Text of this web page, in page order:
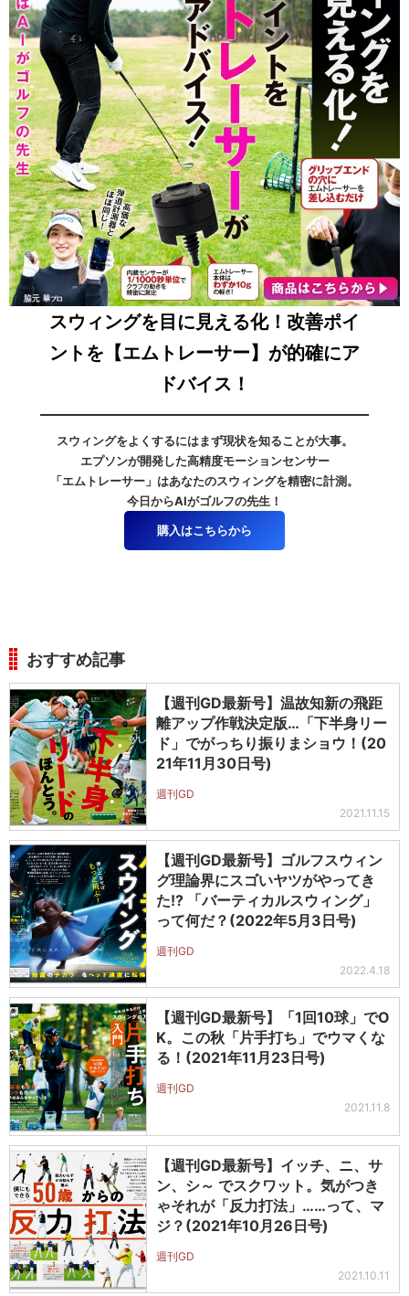
スウィングを目に見える化！改善ポイ
ントを【エムトレーサー】が的確にア
ドバイス！
スウィングをよくするにはまず現状を知ることが大事。
エプソンが開発した高精度モーションセンサー
「エムトレーサー」はあなたのスウィングを精密に計測。
今日からAIがゴルフの先生！
購入はこちらから
おすすめ記事
【週刊GD最新号】温故知新の飛距
離アップ作戦決定版…「下半身リー
ド」でがっちり振りまショウ！(20
21年11月30日号)
週刊GD
2021.11.15
【週刊GD最新号】ゴルフスウィン
グ理論界にスゴいヤツがやってき
た!? 「バーティカルスウィング」
って何だ？(2022年5月3日号)
週刊GD
2022.4.18
【週刊GD最新号】「1回10球」でO
K。この秋「片手打ち」でウマくな
る！(2021年11月23日号)
週刊GD
2021.11.8
【週刊GD最新号】イッチ、ニ、サ
ン、シ～ でスクワット。気がつき
ゃそれが「反力打法」……って、マ
ジ？(2021年10月26日号)
週刊GD
2021.10.11